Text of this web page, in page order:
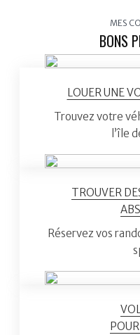
MES
BONS
LOUER UNE
Trouvez votre
l’île
TROUVER
Réservez vos